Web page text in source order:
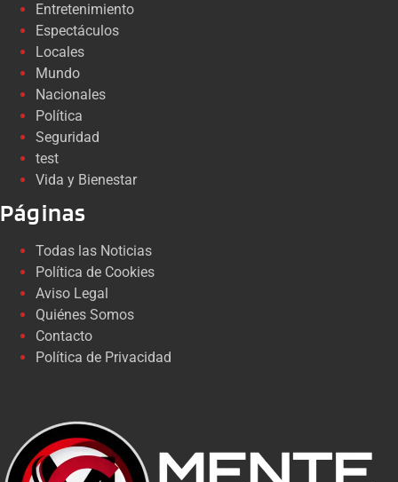
Entretenimiento
Espectáculos
Locales
Mundo
Nacionales
Política
Seguridad
test
Vida y Bienestar
Páginas
Todas las Noticias
Política de Cookies
Aviso Legal
Quiénes Somos
Contacto
Política de Privacidad